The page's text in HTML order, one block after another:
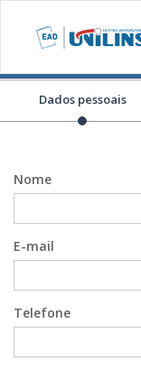
Dados pessoais
Nome
E-mail
Telefone